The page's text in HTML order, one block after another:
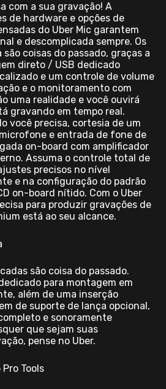
com a sua gravação! A
de hardware e opções de
do Uber Mic garantem
e descomplicada sempre. Os
coisas do passado, graças a
direto / USB dedicado
e um controle de volume
e o monitoramento com
uma realidade e você ouvirá
gravando em tempo real.
você precisa, cortesia de um
e entrada de fone de
on-board com amplificador
Assuma o controle total de
precisos no nível
e na configuração do padrão
on-board nítido. Com o Uber
para produzir gravações de
está ao seu alcance.
são coisa do passado.
para montagem em
além de uma inserção
de suporte de lança opcional,
e sonoramente
que sejam suas
pense no Uber.
Tools